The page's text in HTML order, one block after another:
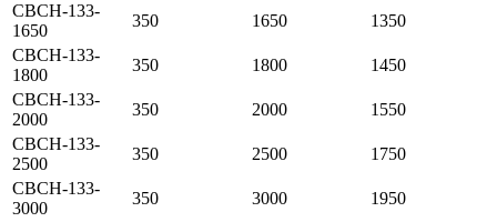
СВСН-133-
1650
350 1650
1350
СВСН-133-
1800
350 1800
1450
СВСН-133-
2000
350 2000
1550
СВСН-133-
2500
350 2500
1750
СВСН-133-
3000
350 3000
1950